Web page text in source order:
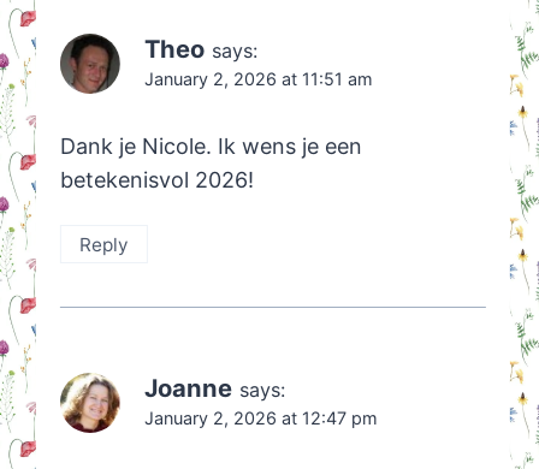
Theo says:
January 2, 2026 at 11:51 am
Dank je Nicole. Ik wens je een
betekenisvol 2026!
Reply
Joanne says:
January 2, 2026 at 12:47 pm